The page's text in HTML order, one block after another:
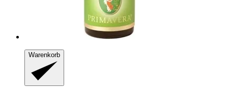
Warenkorb